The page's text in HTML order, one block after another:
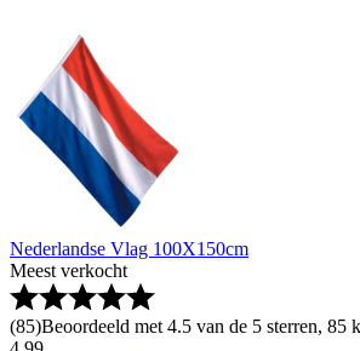
Nederlandse Vlag 100X150cm
Meest verkocht
(85)Beoordeeld met 4.5 van de 5 sterren, 85